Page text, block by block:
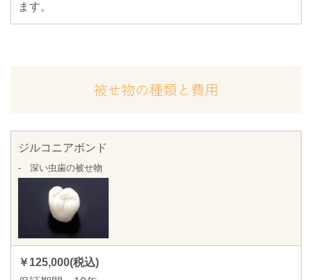
ます。
被せ物の種類と費用
ジルコニアボンド
- 深い虫歯の被せ物
￥125,000(税込)